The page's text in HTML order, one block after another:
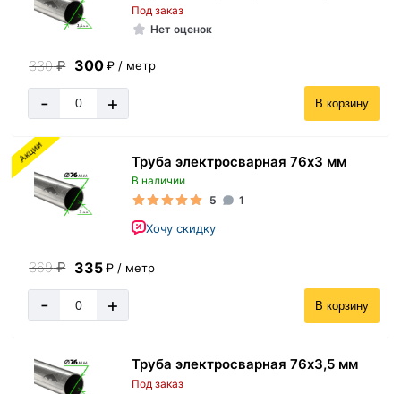
Под заказ
Нет оценок
330₽ 300 ₽ / метр
- + В корзину
Акции Труба электросварная 76х3 мм
В наличии
5
1
Хочу скидку
369₽ 335 ₽ / метр
- + В корзину
Труба электросварная 76х3,5 мм
Под заказ